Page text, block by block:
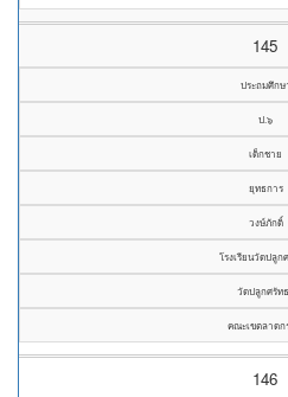
145
ประถมศึกษ
ป.๖
เด็กชาย
ยุทธการ
วงษ์ภักดิ์
โรงเรียนวัดปลูก
วัดปลูกศรัท
คณะเขตลาดก
146